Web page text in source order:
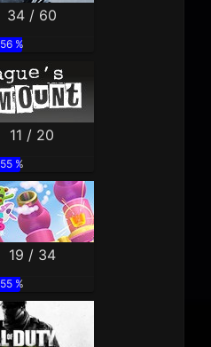
34 / 60
56 %
11 / 20
55 %
19 / 34
55 %